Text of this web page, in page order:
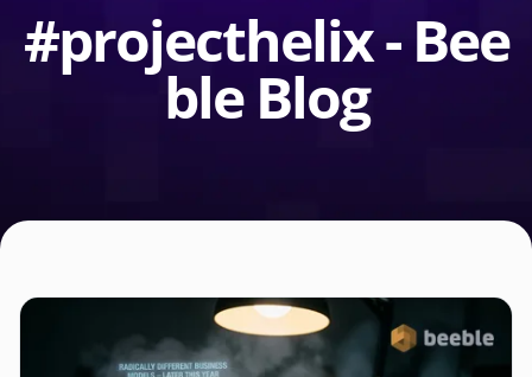
#projecthelix - Bee
ble Blog